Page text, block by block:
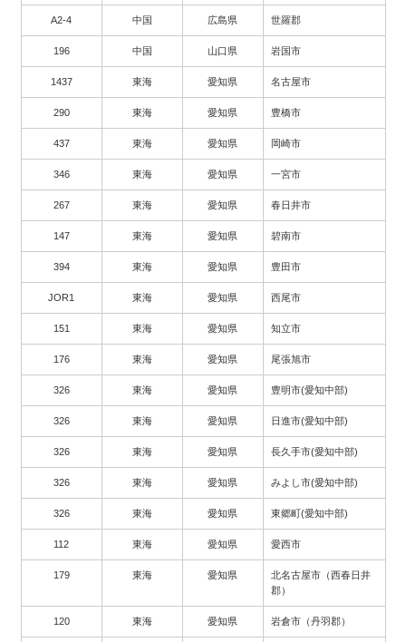
A2-4 中国 広島県 世羅郡
196 中国 山口県 岩国市
1437 東海 愛知県 名古屋市
290 東海 愛知県 豊橋市
437 東海 愛知県 岡崎市
346 東海 愛知県 一宮市
267 東海 愛知県 春日井市
147 東海 愛知県 碧南市
394 東海 愛知県 豊田市
JOR1 東海 愛知県 西尾市
151 東海 愛知県 知立市
176 東海 愛知県 尾張旭市
326 東海 愛知県 豊明市(愛知中部)
326 東海 愛知県 日進市(愛知中部)
326 東海 愛知県 長久手市(愛知中部)
326 東海 愛知県 みよし市(愛知中部)
326 東海 愛知県 東郷町(愛知中部)
112 東海 愛知県 愛西市
179 東海 愛知県
北名古屋市（西春日井
郡）
120 東海 愛知県 岩倉市（丹羽郡）